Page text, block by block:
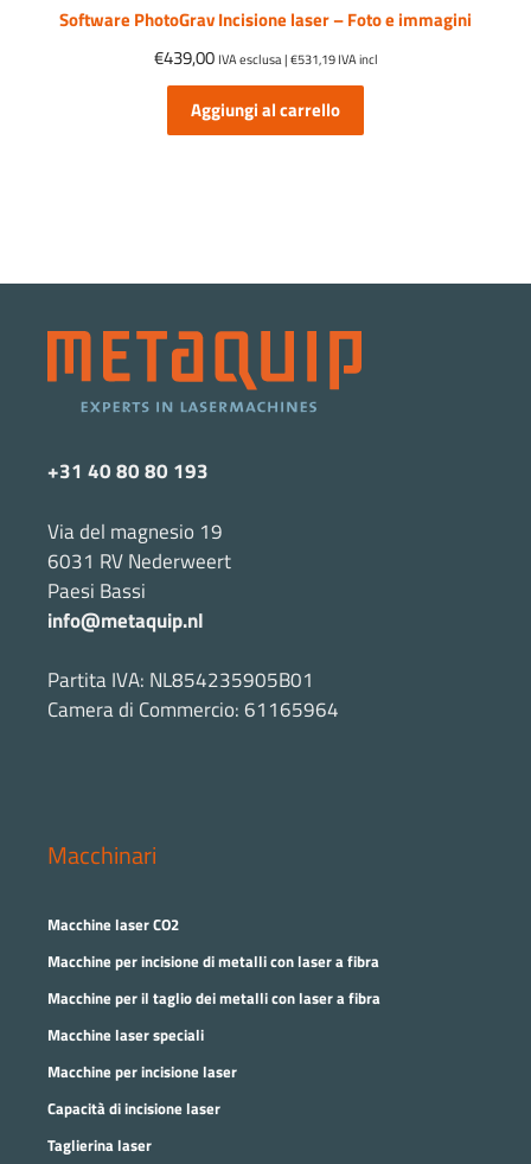
Software PhotoGrav Incisione laser – Foto e immagini
€439,00 IVA esclusa |€531,19IVA incl
Aggiungi al carrello
+31 40 80 80 193
Via del magnesio 19
6031 RV Nederweert
Paesi Bassi
info@metaquip.nl
Partita IVA: NL854235905B01
Camera di Commercio: 61165964
Macchinari
Macchine laser CO2
Macchine per incisione di metalli con laser a fibra
Macchine per il taglio dei metalli con laser a fibra
Macchine laser speciali
Macchine per incisione laser
Capacità di incisione laser
Taglierina laser